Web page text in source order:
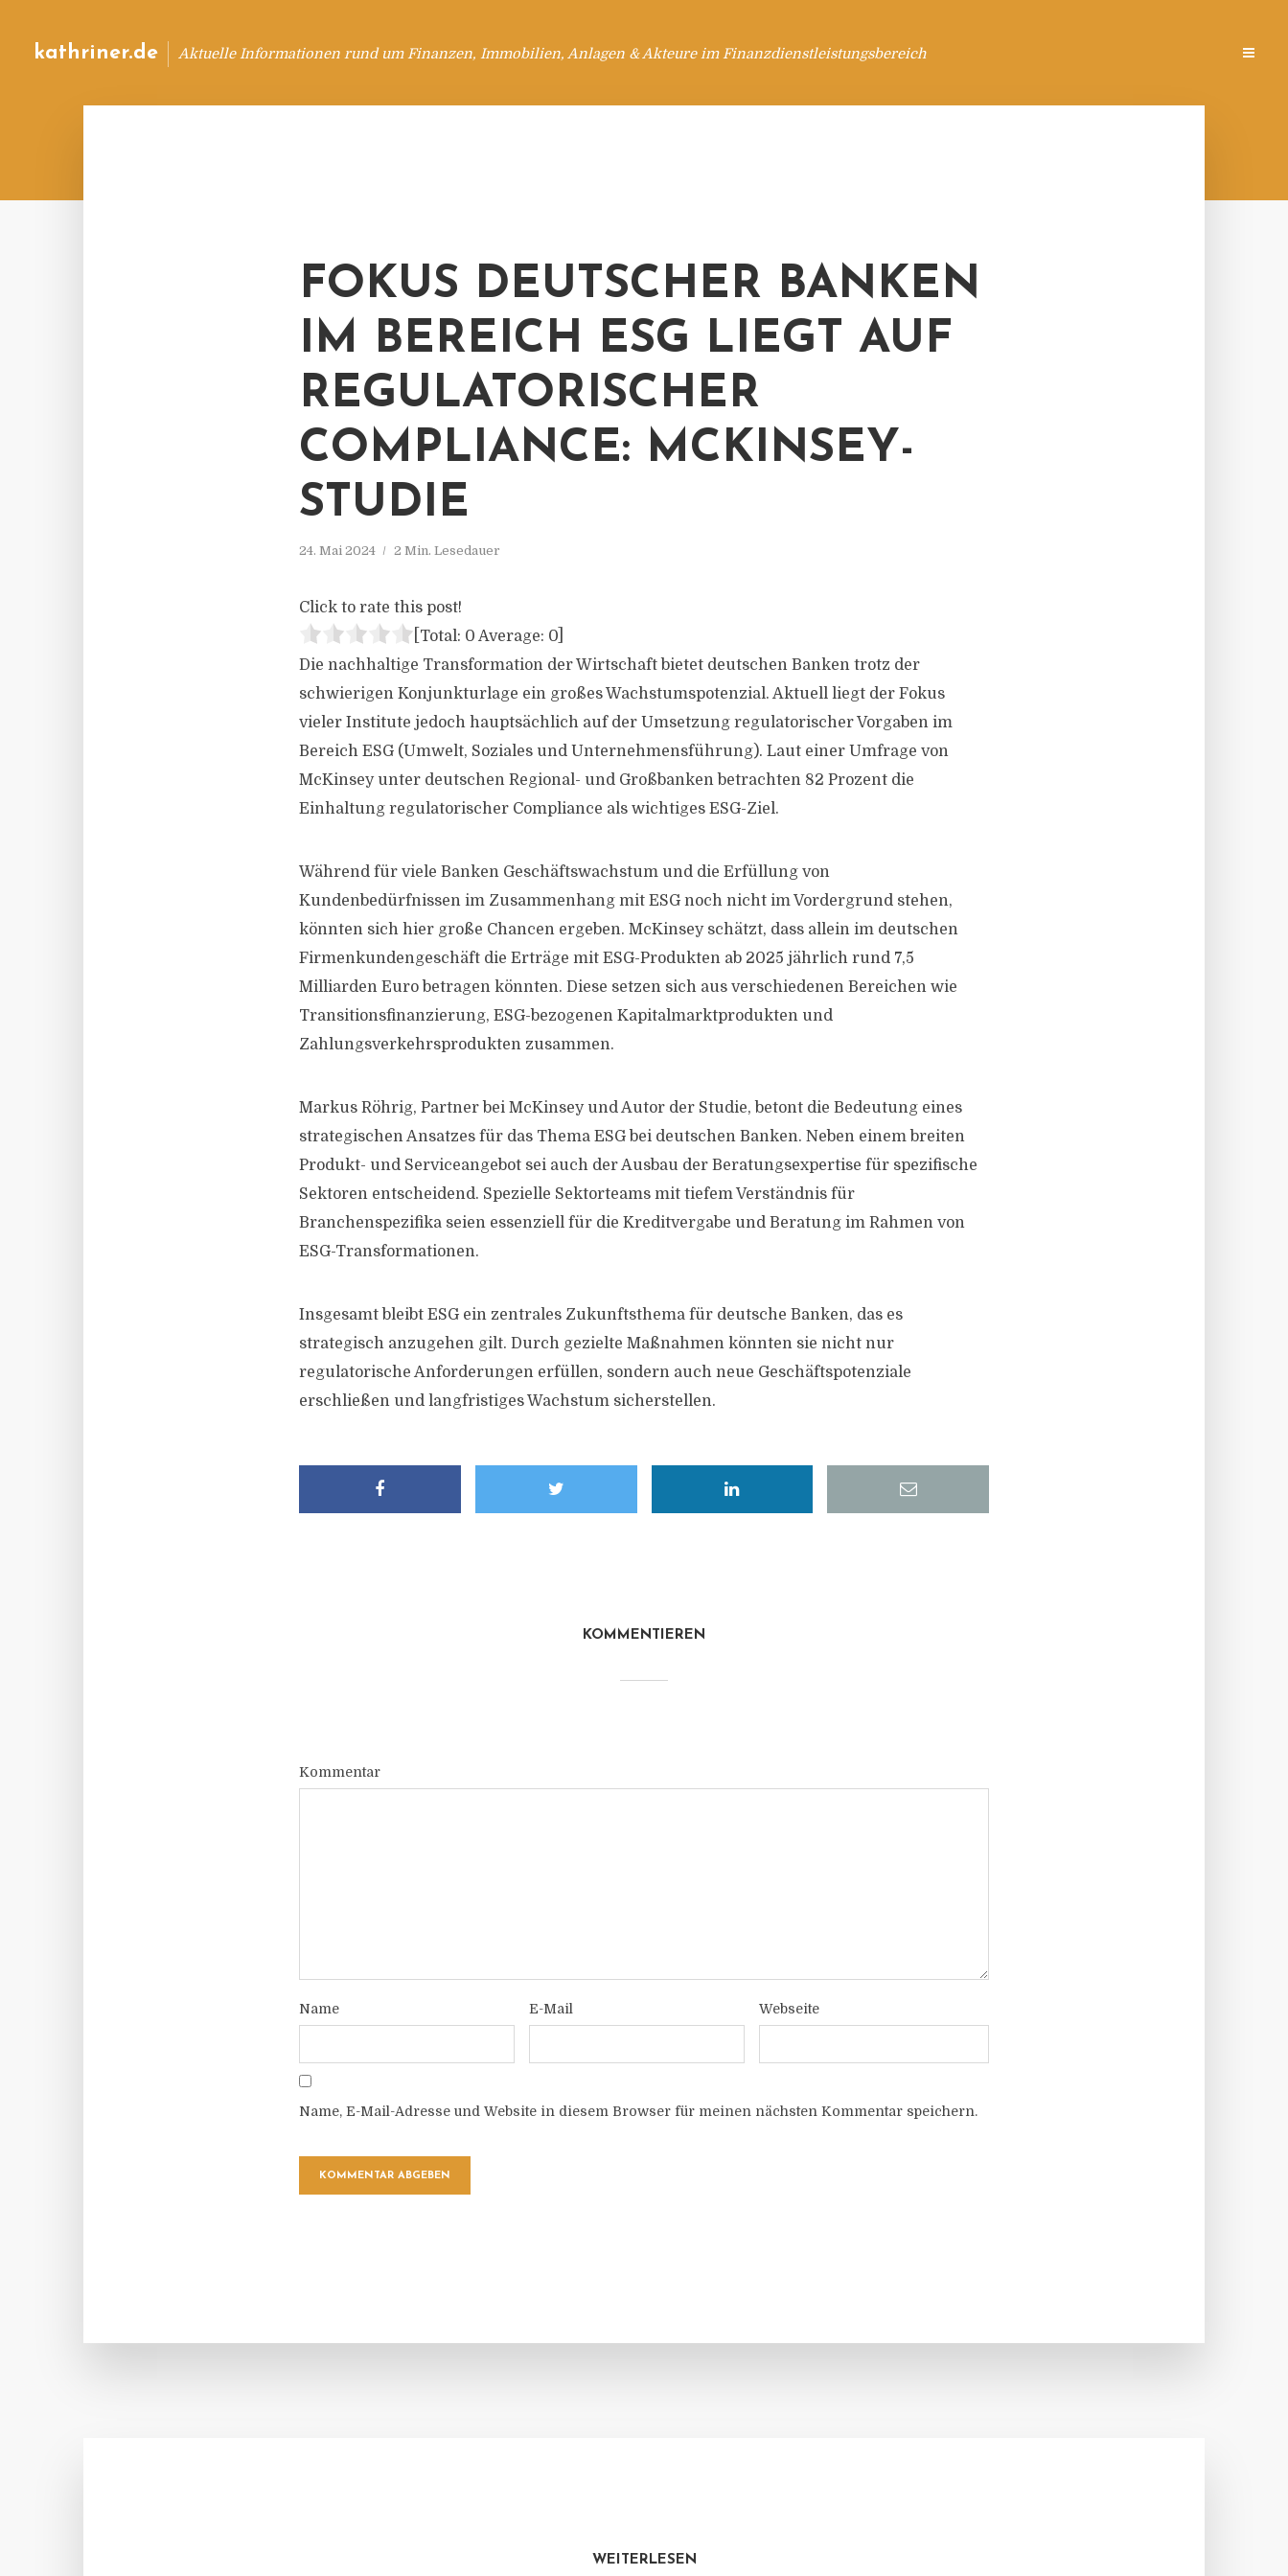
kathriner.de Aktuelle Informationen rund um Finanzen, Immobilien, Anlagen & Akteure im Finanzdienstleistungsbereich
FOKUS DEUTSCHER BANKEN
IM BEREICH ESG LIEGT AUF
REGULATORISCHER
COMPLIANCE: MCKINSEY-
STUDIE
24. Mai 2024 2 Min. Lesedauer
Click to rate this post!
[Total: 0 Average: 0
Die nachhaltige Transformation der Wirtschaft bietet deutschen Banken trotz der
schwierigen Konjunkturlage ein großes Wachstumspotenzial. Aktuell liegt der Fokus
vieler Institute jedoch hauptsächlich auf der Umsetzung regulatorischer Vorgaben im
Bereich ESG (Umwelt, Soziales und Unternehmensführung). Laut einer Umfrage von
McKinsey unter deutschen Regional- und Großbanken betrachten 82 Prozent die
Einhaltung regulatorischer Compliance als wichtiges ESG-Ziel.
Während für viele Banken Geschäftswachstum und die Erfüllung von
Kundenbedürfnissen im Zusammenhang mit ESG noch nicht im Vordergrund stehen,
könnten sich hier große Chancen ergeben. McKinsey schätzt, dass allein im deutschen
Firmenkundengeschäft die Erträge mit ESG-Produkten ab 2025 jährlich rund 7,5
Milliarden Euro betragen könnten. Diese setzen sich aus verschiedenen Bereichen wie
Transitionsfinanzierung, ESG-bezogenen Kapitalmarktprodukten und
Zahlungsverkehrsprodukten zusammen.
Markus Röhrig, Partner bei McKinsey und Autor der Studie, betont die Bedeutung eines
strategischen Ansatzes für das Thema ESG bei deutschen Banken. Neben einem breiten
Produkt- und Serviceangebot sei auch der Ausbau der Beratungsexpertise für spezifische
Sektoren entscheidend. Spezielle Sektorteams mit tiefem Verständnis für
Branchenspezifika seien essenziell für die Kreditvergabe und Beratung im Rahmen von
ESG-Transformationen.
Insgesamt bleibt ESG ein zentrales Zukunftsthema für deutsche Banken, das es
strategisch anzugehen gilt. Durch gezielte Maßnahmen könnten sie nicht nur
regulatorische Anforderungen erfüllen, sondern auch neue Geschäftspotenziale
erschließen und langfristiges Wachstum sicherstellen.
KOMMENTIEREN
Kommentar
Name E-Mail Webseite
Name, E-Mail-Adresse und Website in diesem Browser für meinen nächsten Kommentar speichern.
WEITERLESEN